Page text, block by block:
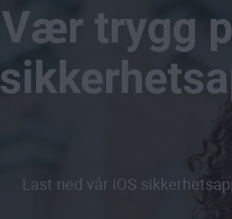
Vær trygg
Last ned vår iOS